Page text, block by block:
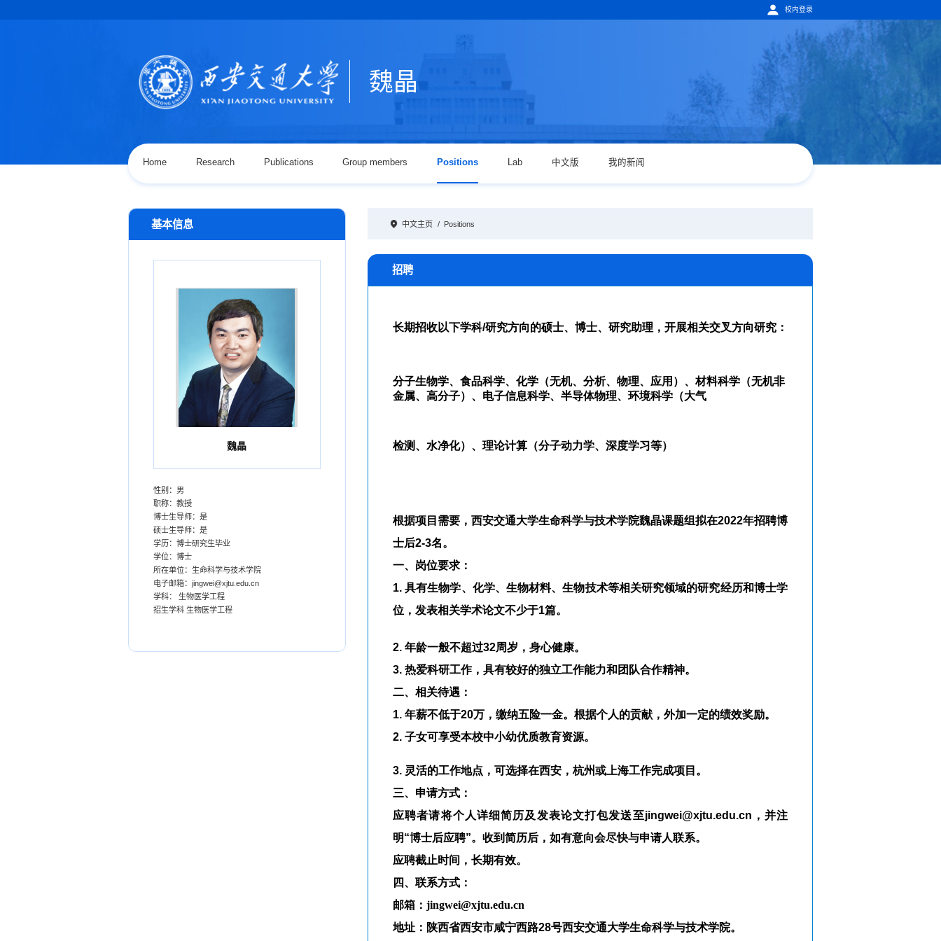
校内登录
魏晶
Home Research Publications Group members Positions Lab 中文版 我的新闻
基本信息
魏晶
性别：男
职称：教授
博士生导师：是
硕士生导师：是
学历：博士研究生毕业
学位：博士
所在单位：生命科学与技术学院
电子邮箱： jingwei@xjtu.edu.cn
学科： 生物医学工程
招生学科 生物医学工程
中文主页 / Positions
招聘